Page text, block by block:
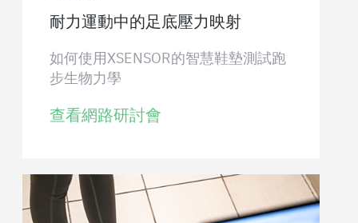
耐力運動中的足底壓力映射
如何使用XSENSOR的智慧鞋墊測試跑
步生物力學
查看網路研討會